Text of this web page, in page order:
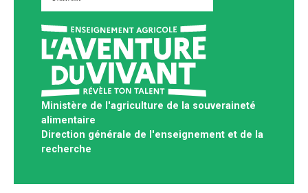
Ministère de l'agriculture de la souveraineté
alimentaire
Direction générale de l'enseignement et de la
recherche